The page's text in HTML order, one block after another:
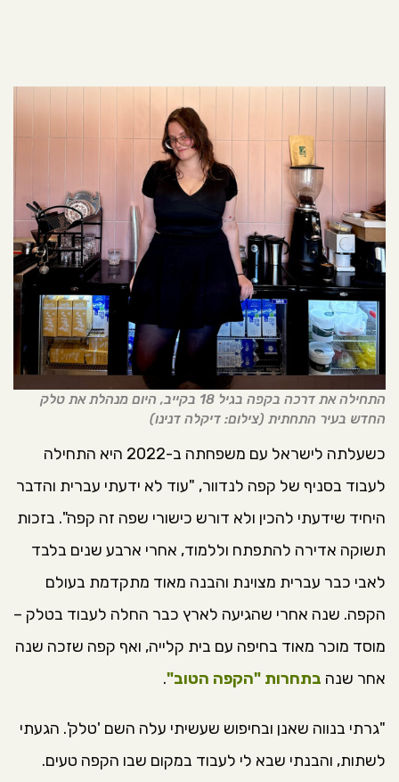
התחילה את דרכה בקפה בגיל 18 בקייב, היום מנהלת את טלק
החדש בעיר התחתית (צילום: דיקלה דנינו)
כשעלתה לישראל עם משפחתה ב-2022 היא התחילה
לעבוד בסניף של קפה לנדוור, "עוד לא ידעתי עברית והדבר
היחיד שידעתי להכין ולא דורש כישורי שפה זה קפה". בזכות
תשוקה אדירה להתפתח וללמוד, אחרי ארבע שנים בלבד
לאבי כבר עברית מצוינת והבנה מאוד מתקדמת בעולם
הקפה. שנה אחרי שהגיעה לארץ כבר החלה לעבוד בטלק –
מוסד מוכר מאוד בחיפה עם בית קלייה, ואף קפה שזכה שנה
אחר שנה בתחרות "הקפה הטוב".
"גרתי בנווה שאנן ובחיפוש שעשיתי עלה השם 'טלק'. הגעתי
לשתות, והבנתי שבא לי לעבוד במקום שבו הקפה טעים.